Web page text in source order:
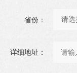
省份：
详细地址：